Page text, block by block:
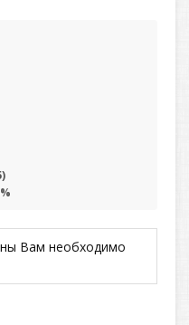
Вам необходимо